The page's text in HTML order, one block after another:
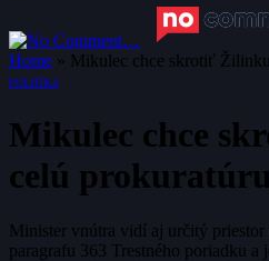
Home » Mikulec chce skrotiť
POLITIKA
Mikulec chce
celú
Minister vnútra vidí aj určitý priestor
paragrafu 363 Trestného poriadku a